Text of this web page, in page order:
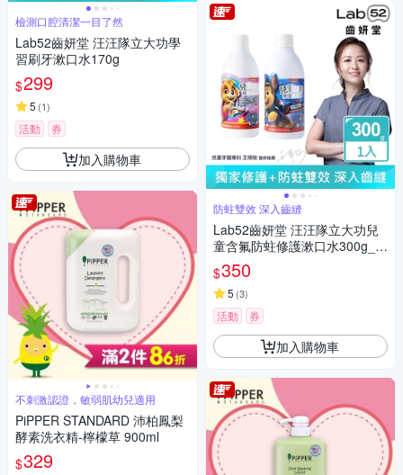
檢測口腔清潔一目了然
Lab52齒妍堂 汪汪隊立大功學
習刷牙漱口水170g
$299
5 (1)
活動 券
加入購物車
不刺激認證，敏弱肌幼兒適用
PiPPER STANDARD 沛柏鳳梨
酵素洗衣精-檸檬草 900ml
$329
防蛀雙效 深入齒縫
Lab52齒妍堂 汪汪隊立大功兒
童含氟防蛀修護漱口水300g_口
味任選
$350
5 (3)
活動 券
加入購物車